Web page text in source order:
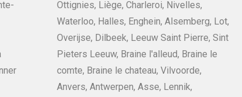
Ottignies, Liège, Charleroi, Nivelles,
Waterloo, Halles, Enghein, Alsemberg, Lot,
Overijse, Dilbeek, Leeuw Saint Pierre, Sint
Pieters Leeuw, Braine l'alleud, Braine le
comte, Braine le chateau, Vilvoorde,
Anvers, Antwerpen, Asse, Lennik,